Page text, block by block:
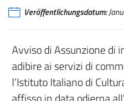
Veröffentlichungsdatum:
Avviso di Assunzione di
adibire ai servizi di
l’Istituto Italiano di